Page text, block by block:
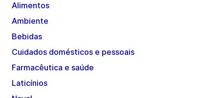
Alimentos
Ambiente
Bebidas
Cuidados domésticos e pessoais
Farmacêutica e saúde
Laticínios